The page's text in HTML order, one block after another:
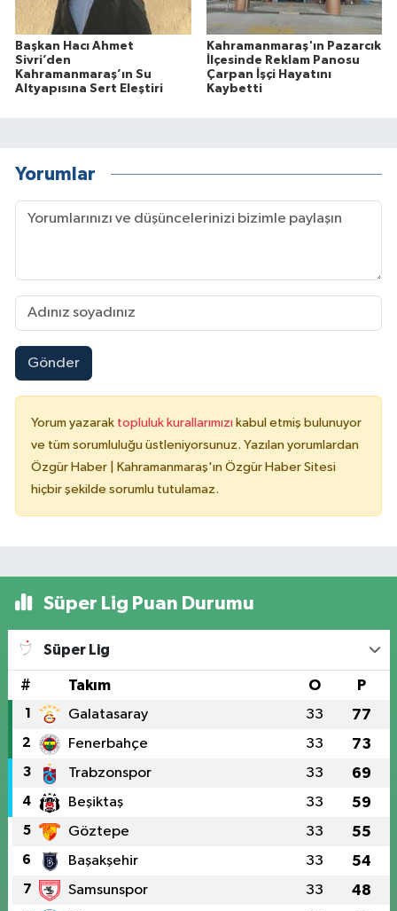
Başkan Hacı Ahmet
Sivri’den
Kahramanmaraş’ın Su
Altyapısına Sert Eleştiri
Kahramanmaraş'ın Pazarcık
İlçesinde Reklam Panosu
Çarpan İşçi Hayatını
Kaybetti
Yorumlar
Gönder
Yorum yazarak topluluk kurallarımızı kabul etmiş bulunuyor
ve tüm sorumluluğu üstleniyorsunuz. Yazılan yorumlardan
Özgür Haber | Kahramanmaraş'ın Özgür Haber Sitesi
hiçbir şekilde sorumlu tutulamaz.
Süper Lig Puan Durumu
Süper Lig
# Takım O P
1 Galatasaray 33 77
2 Fenerbahçe 33 73
3 Trabzonspor 33 69
4 Beşiktaş 33 59
5 Göztepe 33 55
6 Başakşehir 33 54
7 Samsunspor 33 48